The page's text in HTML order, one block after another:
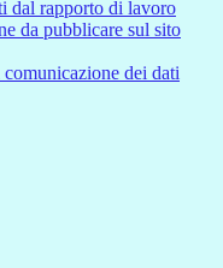
dal rapporto di lavoro
da pubblicare sul sito
dei dati